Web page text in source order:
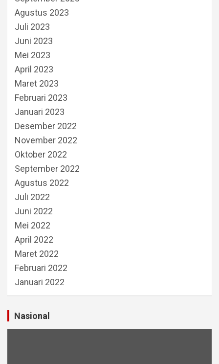
Agustus 2023
Juli 2023
Juni 2023
Mei 2023
April 2023
Maret 2023
Februari 2023
Januari 2023
Desember 2022
November 2022
Oktober 2022
September 2022
Agustus 2022
Juli 2022
Juni 2022
Mei 2022
April 2022
Maret 2022
Februari 2022
Januari 2022
Nasional